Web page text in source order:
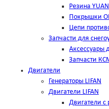
Резина
Покрышки
Цепи
Запчасти для
Аксессуары
Запчасти
Двигатели
Генераторы LIFAN
Двигатели LIFAN
Двигатели с